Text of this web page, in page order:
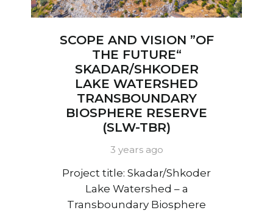
SCOPE AND VISION ”OF
THE FUTURE“
SKADAR/SHKODER
LAKE WATERSHED
TRANSBOUNDARY
BIOSPHERE RESERVE
(SLW-TBR)
3 years ago
Project title: Skadar/Shkoder
Lake Watershed – a
Transboundary Biosphere